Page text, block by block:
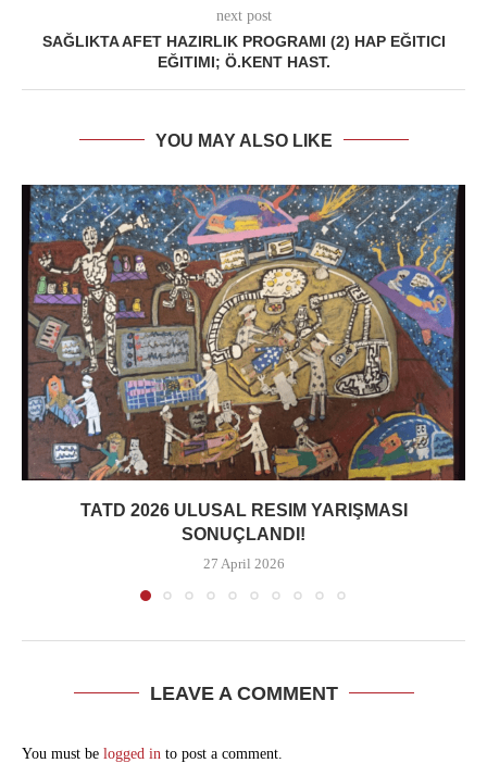
next post
SAĞLIKTA AFET HAZIRLIK PROGRAMI (2) HAP EĞITICI
EĞITIMI; Ö.KENT HAST.
YOU MAY ALSO LIKE
TATD 2026 ULUSAL RESIM YARIŞMASI
SONUÇLANDI!
27 April 2026
LEAVE A COMMENT
You must be logged in to post a comment.